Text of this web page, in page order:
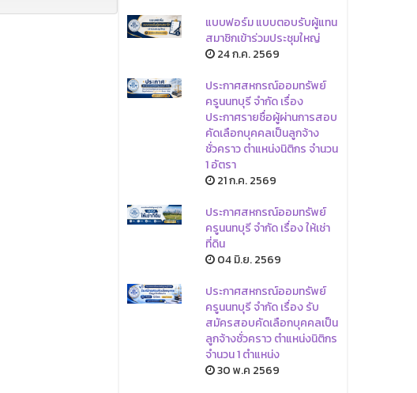
แบบฟอร์ม แบบตอบรับผู้แทน
สมาชิกเข้าร่วมประชุมใหญ่
24 ก.ค. 2569
ประกาศสหกรณ์ออมทรัพย์
ครูนนทบุรี จำกัด เรื่อง
ประกาศรายชื่อผู้ผ่านการสอบ
คัดเลือกบุคคลเป็นลูกจ้าง
ชั่วคราว ตำแหน่งนิติกร จำนวน
1 อัตรา
21 ก.ค. 2569
ประกาศสหกรณ์ออมทรัพย์
ครูนนทบุรี จำกัด เรื่อง ให้เช่า
ที่ดิน
04 มิ.ย. 2569
ประกาศสหกรณ์ออมทรัพย์
ครูนนทบุรี จำกัด เรื่อง รับ
สมัครสอบคัดเลือกบุคคลเป็น
ลูกจ้างชั่วคราว ตำแหน่งนิติกร
จำนวน 1 ตำแหน่ง
30 พ.ค 2569